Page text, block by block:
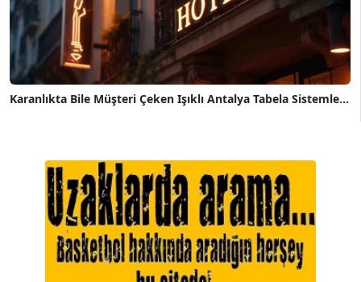
Karanlıkta Bile Müşteri Çeken Işıklı Antalya Tabela Sistemle...